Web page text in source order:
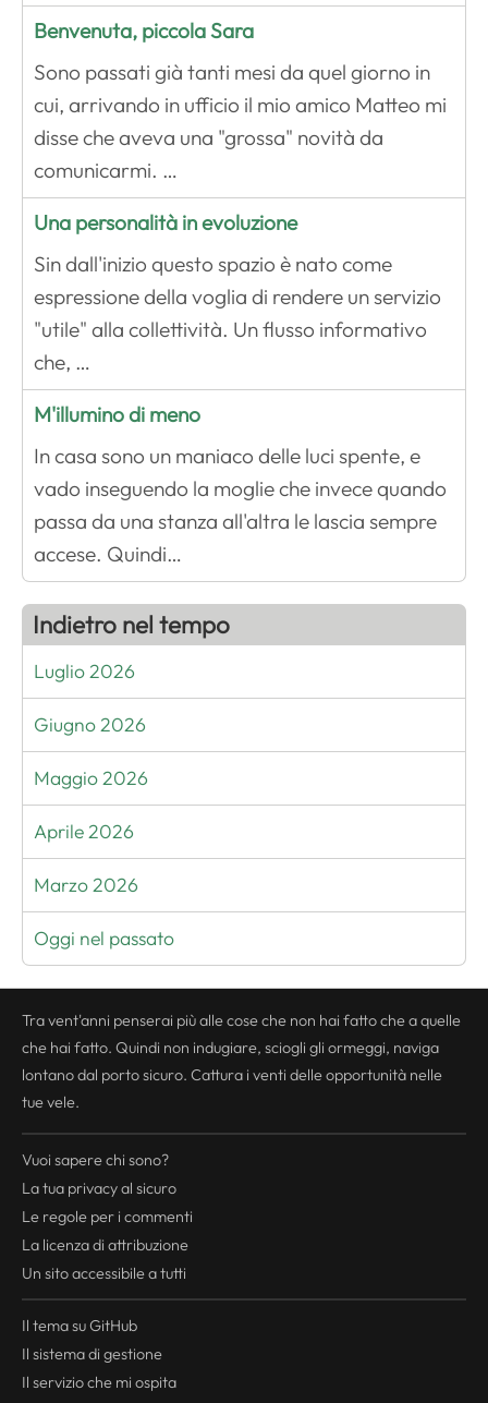
Benvenuta, piccola Sara
Sono passati già tanti mesi da quel giorno in
cui, arrivando in ufficio il mio amico Matteo mi
disse che aveva una "grossa" novità da
comunicarmi. …
Una personalità in evoluzione
Sin dall'inizio questo spazio è nato come
espressione della voglia di rendere un servizio
"utile" alla collettività. Un flusso informativo
che, …
M'illumino di meno
In casa sono un maniaco delle luci spente, e
vado inseguendo la moglie che invece quando
passa da una stanza all'altra le lascia sempre
accese. Quindi…
Indietro nel tempo
Luglio 2026
Giugno 2026
Maggio 2026
Aprile 2026
Marzo 2026
Oggi nel passato
Tra vent'anni penserai più alle cose che non hai fatto che a quelle
che hai fatto. Quindi non indugiare, sciogli gli ormeggi, naviga
lontano dal porto sicuro. Cattura i venti delle opportunità nelle
tue vele.
Vuoi sapere chi sono?
La tua privacyal sicuro
Le regole per i commenti
La licenza di attribuzione
Un sito accessibile a tutti
Il tema su GitHub
Il sistema di gestione
Il servizio che mi ospita